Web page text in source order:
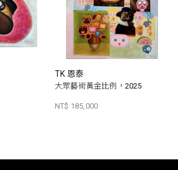
TK 恩泰
大眾藝術黃金比例，2025
NT$ 185,000